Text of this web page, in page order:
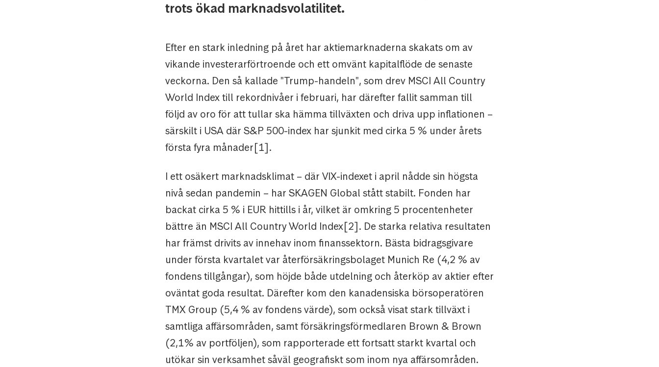
trots ökad marknadsvolatilitet.
Efter en stark inledning på året har aktiemarknaderna skakats om av
vikande investerarförtroende och ett omvänt kapitalflöde de senaste
veckorna. Den så kallade "Trump-handeln", som drev MSCI All Country
World Index till rekordnivåer i februari, har därefter fallit samman till
följd av oro för att tullar ska hämma tillväxten och driva upp inflationen –
särskilt i USA där S&P 500-index har sjunkit med cirka 5 % under årets
första fyra månader[1].
I ett osäkert marknadsklimat – där VIX-indexet i april nådde sin högsta
nivå sedan pandemin – har SKAGEN Global stått stabilt. Fonden har
backat cirka 5 % i EUR hittills i år, vilket är omkring 5 procentenheter
bättre än MSCI All Country World Index[2]. De starka relativa resultaten
har främst drivits av innehav inom finanssektorn. Bästa bidragsgivare
under första kvartalet var återförsäkringsbolaget Munich Re (4,2 % av
fondens tillgångar), som höjde både utdelning och återköp av aktier efter
oväntat goda resultat. Därefter kom den kanadensiska börsoperatören
TMX Group (5,4 % av fondens värde), som också visat stark tillväxt i
samtliga affärsområden, samt försäkringsförmedlaren Brown & Brown
(2,1 % av portföljen), som rapporterade ett fortsatt starkt kvartal och
utökar sin verksamhet såväl geografiskt som inom nya affärsområden.